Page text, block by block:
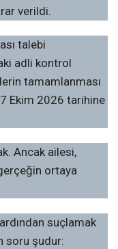
verildi.
talebi
adli kontrol
tamamlanması
Ekim 2026 tarihine
Ancak ailesi,
ortaya
suçlamak
soru şudur: